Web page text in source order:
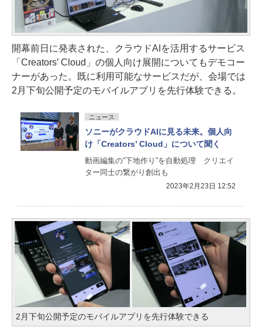
開幕前日に発表された、クラウドAIを活用するサービス
「Creators’ Cloud」の個人向け展開についてもデモコー
ナーがあった。既に利用可能なサービスだが、会場では
2月下旬公開予定のモバイルアプリを先行体験できる。
ニュース
ソニーがクラウドAIに見る未来。個人向
け「Creators’ Cloud」について聞く
動画編集の“下地作り”を自動処理 クリエイ
ター同士の繋がり創出も
2023年2月23日 12:52
2月下旬公開予定のモバイルアプリを先行体験できる